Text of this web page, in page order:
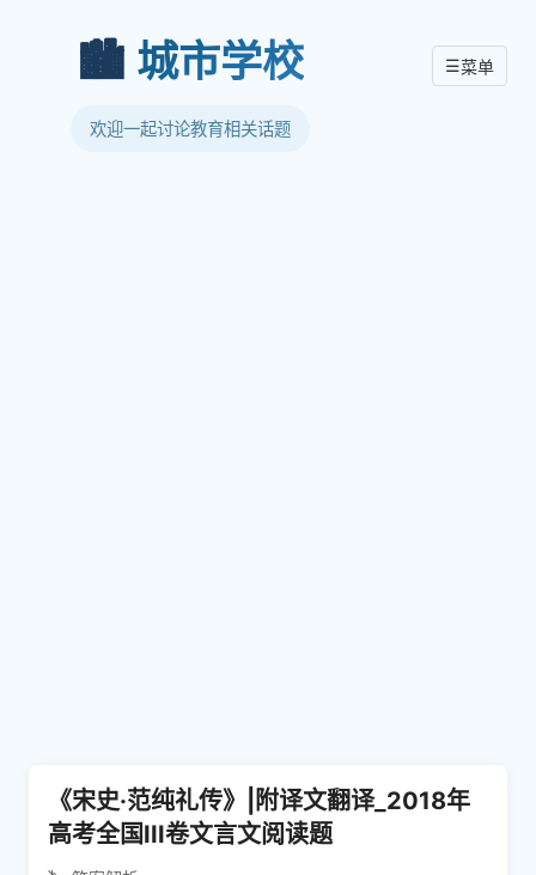
🏙️ 城市学校
欢迎一起讨论教育相关话题
☰菜单
《宋史·范纯礼传》|附译文翻译_2018年
高考全国III卷文言文阅读题